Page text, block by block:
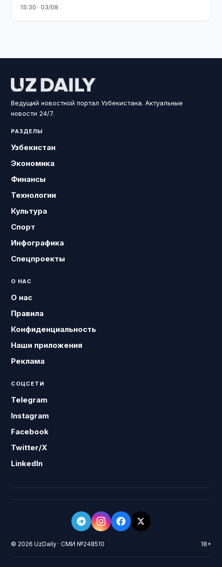
15:30 · 03/08
Ведущий новостной портал Узбекистана. Актуальные
новости 24/7.
РАЗДЕЛЫ
Узбекистан
Экономика
Финансы
Технологии
Культура
Спорт
Инфографика
Спецпроекты
О НАС
О нас
Правила
Конфиденциальность
Наши приложения
Реклама
СОЦСЕТИ
Telegram
Instagram
Facebook
Twitter/X
LinkedIn
© 2026 UzDaily · СМИ №248510 18+